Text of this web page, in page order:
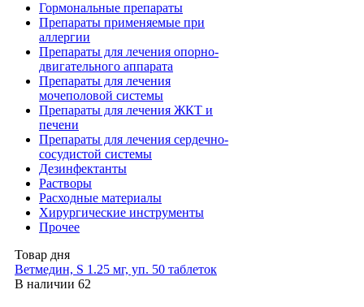
Гормональные препараты
Препараты применяемые при
аллергии
Препараты для лечения опорно-
двигательного аппарата
Препараты для лечения
мочеполовой системы
Препараты для лечения ЖКТ и
печени
Препараты для лечения сердечно-
сосудистой системы
Дезинфектанты
Растворы
Расходные материалы
Хирургические инструменты
Прочее
Товар дня
Ветмедин, S 1.25 мг, уп. 50 таблеток
В наличии 62